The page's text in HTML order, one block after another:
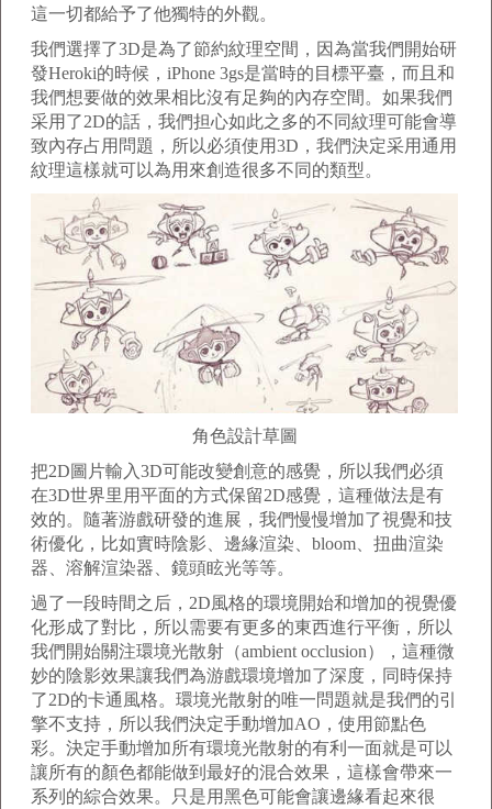
這一切都給予了他獨特的外觀。
我們選擇了3D是為了節約紋理空間，因為當我們開始研
發Heroki的時候，iPhone 3gs是當時的目標平臺，而且和
我們想要做的效果相比沒有足夠的內存空間。如果我們
采用了2D的話，我們担心如此之多的不同紋理可能會導
致內存占用問題，所以必須使用3D，我們決定采用通用
紋理這樣就可以為用來創造很多不同的類型。
角色設計草圖
把2D圖片輸入3D可能改變創意的感覺，所以我們必須
在3D世界里用平面的方式保留2D感覺，這種做法是有
效的。隨著游戲研發的進展，我們慢慢增加了視覺和技
術優化，比如實時陰影、邊緣渲染、bloom、扭曲渲染
器、溶解渲染器、鏡頭眩光等等。
過了一段時間之后，2D風格的環境開始和增加的視覺優
化形成了對比，所以需要有更多的東西進行平衡，所以
我們開始關注環境光散射（ambient occlusion），這種微
妙的陰影效果讓我們為游戲環境增加了深度，同時保持
了2D的卡通風格。環境光散射的唯一問題就是我們的引
擎不支持，所以我們決定手動增加AO，使用節點色
彩。決定手動增加所有環境光散射的有利一面就是可以
讓所有的顏色都能做到最好的混合效果，這樣會帶來一
系列的綜合效果。只是用黑色可能會讓邊緣看起來很